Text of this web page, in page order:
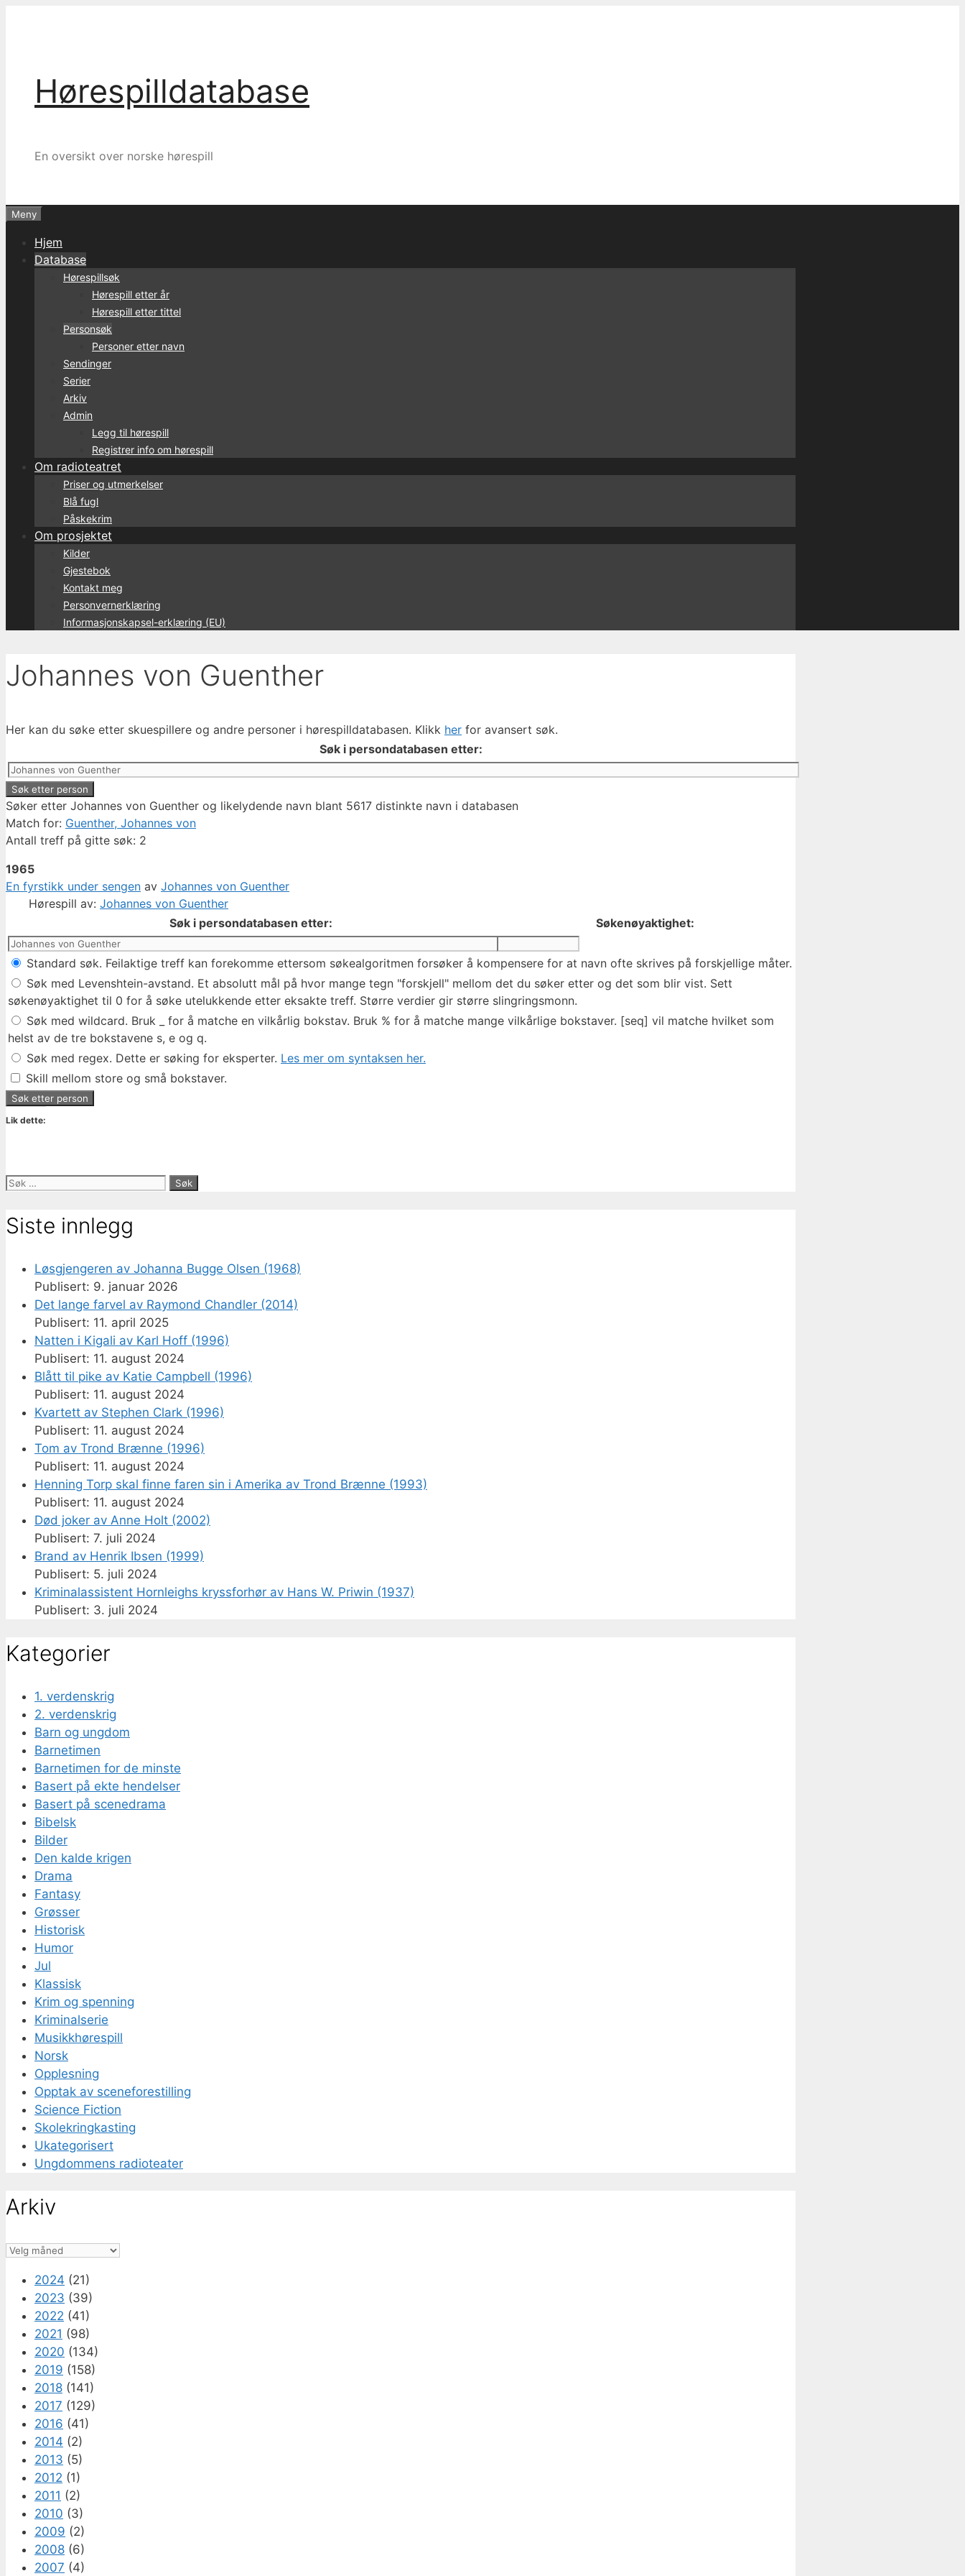
Hørespilldatabase
En oversikt over norske hørespill
Meny
Hjem
Database
Hørespillsøk
Hørespill etter år
Hørespill etter tittel
Personsøk
Personer etter navn
Sendinger
Serier
Arkiv
Admin
Legg til hørespill
Registrer info om hørespill
Om radioteatret
Priser og utmerkelser
Blå fugl
Påskekrim
Om prosjektet
Kilder
Gjestebok
Kontakt meg
Personvernerklæring
Informasjonskapsel-erklæring (EU)
Johannes von Guenther
Her kan du søke etter skuespillere og andre personer i hørespilldatabasen. Klikk her for avansert søk.
Søk i persondatabasen etter:
Søker etter Johannes von Guenther og likelydende navn blant 5617 distinkte navn i databasen
Match for: Guenther, Johannes von
Antall treff på gitte søk: 2
1965
En fyrstikk under sengen av Johannes von Guenther
Hørespill av: Johannes von Guenther
Søk i persondatabasen etter:
Søkenøyaktighet:
Standard søk. Feilaktige treff kan forekomme ettersom søkealgoritmen forsøker å kompensere for at navn ofte skrives på forskjellige måter.
Søk med Levenshtein-avstand. Et absolutt mål på hvor mange tegn "forskjell" mellom det du søker etter og det som blir vist. Sett
søkenøyaktighet til 0 for å søke utelukkende etter eksakte treff. Større verdier gir større slingringsmonn.
Søk med wildcard. Bruk _ for å matche en vilkårlig bokstav. Bruk % for å matche mange vilkårlige bokstaver. [seq] vil matche hvilket som
helst av de tre bokstavene s, e og q.
Søk med regex. Dette er søking for eksperter. Les mer om syntaksen her.
Skill mellom store og små bokstaver.
Lik dette:
Søk
Siste innlegg
Løsgjengeren av Johanna Bugge Olsen (1968)
9. januar 2026
Det lange farvel av Raymond Chandler (2014)
11. april 2025
Natten i Kigali av Karl Hoff (1996)
11. august 2024
Blått til pike av Katie Campbell (1996)
11. august 2024
Kvartett av Stephen Clark (1996)
11. august 2024
Tom av Trond Brænne (1996)
11. august 2024
Henning Torp skal finne faren sin i Amerika av Trond Brænne (1993)
11. august 2024
Død joker av Anne Holt (2002)
7. juli 2024
Brand av Henrik Ibsen (1999)
5. juli 2024
Kriminalassistent Hornleighs kryssforhør av Hans W. Priwin (1937)
3. juli 2024
Kategorier
1. verdenskrig
2. verdenskrig
Barn og ungdom
Barnetimen
Barnetimen for de minste
Basert på ekte hendelser
Basert på scenedrama
Bibelsk
Bilder
Den kalde krigen
Drama
Fantasy
Grøsser
Historisk
Humor
Jul
Klassisk
Krim og spenning
Kriminalserie
Musikkhørespill
Norsk
Opplesning
Opptak av sceneforestilling
Science Fiction
Skolekringkasting
Ukategorisert
Ungdommens radioteater
Arkiv
Arkiv
2024 (21)
2023 (39)
2022 (41)
2021 (98)
2020 (134)
2019 (158)
2018 (141)
2017 (129)
2016 (41)
2014 (2)
2013 (5)
2012 (1)
2011 (2)
2010 (3)
2009 (2)
2008 (6)
2007 (4)